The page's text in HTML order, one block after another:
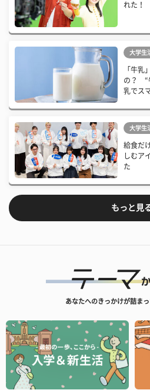
れた！
大学生
「牛乳
の？ “
乳でスマ
大学生
給食だ
しむア
た
もっと見
あなたへのきっかけが詰ま